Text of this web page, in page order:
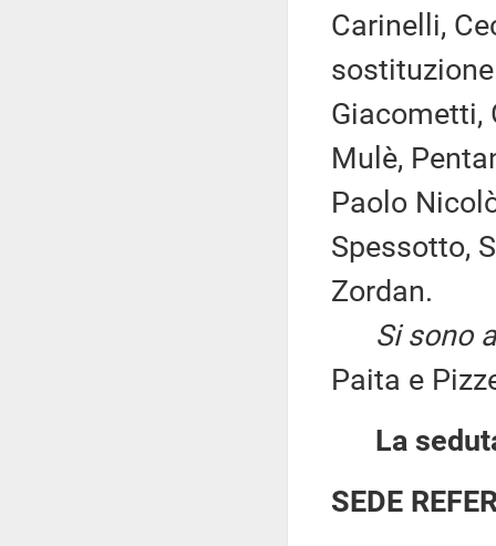
Carinelli,
Giacometti,
Mulè,
Paolo
Spessotto,
Zordan.
Si sono
Paita e
La
SEDE